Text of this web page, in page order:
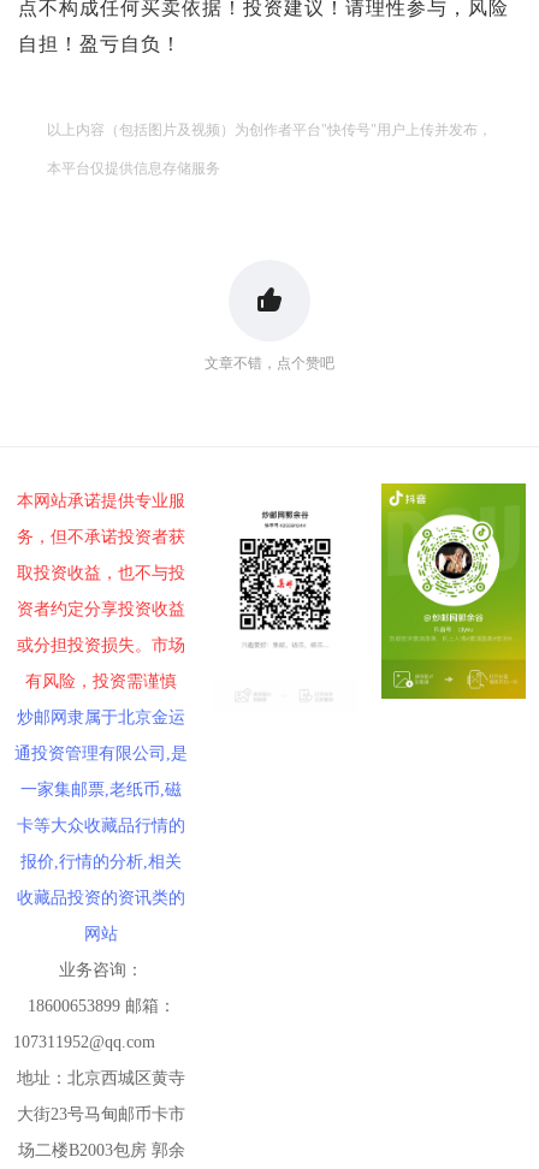
点不构成任何买卖依据！投资建议！请理性参与，风险
自担！盈亏自负！
以上内容（包括图片及视频）为创作者平台"快传号"用户上传并发布，
本平台仅提供信息存储服务
文章不错，点个赞吧
本网站承诺提供专业服
务，但不承诺投资者获
取投资收益，也不与投
资者约定分享投资收益
或分担投资损失。市场
有风险，投资需谨慎
炒邮网隶属于北京金运
通投资管理有限公司,是
一家集邮票,老纸币,磁
卡等大众收藏品行情的
报价,行情的分析,相关
收藏品投资的资讯类的
网站
业务咨询：
18600653899 邮箱：
107311952@qq.com
地址：北京西城区黄寺
大街23号马甸邮币卡市
场二楼B2003包房 郭余